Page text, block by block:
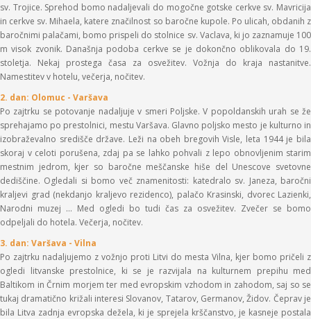
sv. Trojice. Sprehod bomo nadaljevali do mogočne gotske cerkve sv. Mavricija
in cerkve sv. Mihaela, katere značilnost so baročne kupole. Po ulicah, obdanih z
baročnimi palačami, bomo prispeli do stolnice sv. Vaclava, ki jo zaznamuje 100
m visok zvonik. Današnja podoba cerkve se je dokončno oblikovala do 19.
stoletja. Nekaj prostega časa za osvežitev. Vožnja do kraja nastanitve.
Namestitev v hotelu, večerja, nočitev.
2. dan: Olomuc - Varšava
Po zajtrku se potovanje nadaljuje v smeri Poljske. V popoldanskih urah se že
sprehajamo po prestolnici, mestu Varšava. Glavno poljsko mesto je kulturno in
izobraževalno središče države. Leži na obeh bregovih Visle, leta 1944 je bila
skoraj v celoti porušena, zdaj pa se lahko pohvali z lepo obnovljenim starim
mestnim jedrom, kjer so baročne meščanske hiše del Unescove svetovne
dediščine. Ogledali si bomo več znamenitosti: katedralo sv. Janeza, baročni
kraljevi grad (nekdanjo kraljevo rezidenco), palačo Krasinski, dvorec Lazienki,
Narodni muzej … Med ogledi bo tudi čas za osvežitev. Zvečer se bomo
odpeljali do hotela. Večerja, nočitev.
3. dan: Varšava - Vilna
Po zajtrku nadaljujemo z vožnjo proti Litvi do mesta Vilna, kjer bomo pričeli z
ogledi litvanske prestolnice, ki se je razvijala na kulturnem prepihu med
Baltikom in Črnim morjem ter med evropskim vzhodom in zahodom, saj so se
tukaj dramatično križali interesi Slovanov, Tatarov, Germanov, Židov. Čeprav je
bila Litva zadnja evropska dežela, ki je sprejela krščanstvo, je kasneje postala